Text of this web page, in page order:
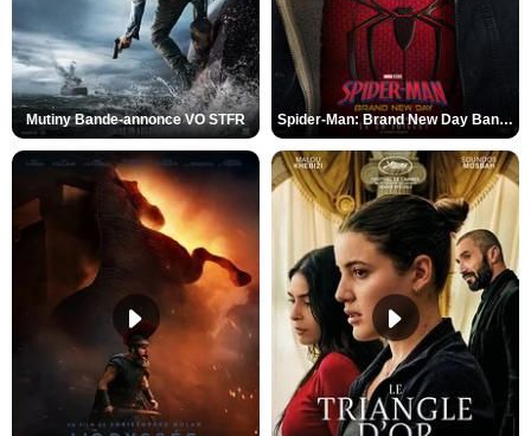
Mutiny Bande-annonce VO STFR Spider-Man: Brand New Day Bande-annonce VO STFR